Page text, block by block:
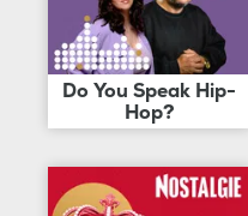
Do You Speak Hip-
Hop?